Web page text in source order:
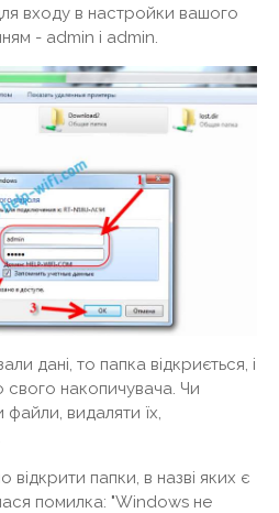
входу в настройки вашого
- admin і admin.
дані, то папка відкриється, і
накопичувача. Чи
видаляти їх,
папки, в назві яких є
помилка: "Windows не